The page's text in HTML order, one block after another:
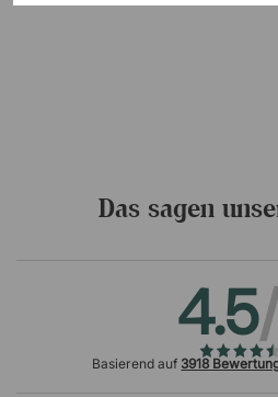
Das sagen
4.5
Basierend auf 3918